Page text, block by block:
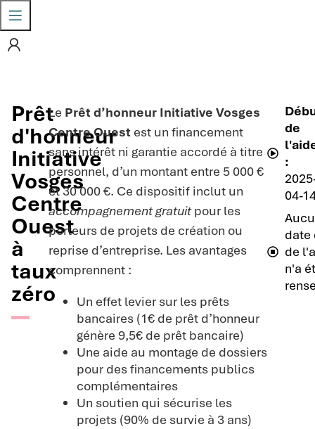
Prêt
d'honneur
Initiative
Vosges
Centre
Ouest
à
taux
zéro
Le Prêt d’honneur Initiative Vosges
Centre Ouestest un financement
sans intérêt ni garantie accordé à titre
personnel, d’un montant entre 5 000 €
et 30 000 €. Ce dispositif inclut un
accompagnement gratuitpour les
porteurs de projets de création ou
reprise d’entreprise. Les avantages
comprennent :
Un effet levier sur les prêts
bancaires (1€ de prêt d’honneur
génère 9,5€ de prêt bancaire)
Une aide au montage de dossiers
pour des financements publics
complémentaires
Un soutien qui sécurise les
projets (90% de survie à 3 ans)
de
:
04-
date
de
n'a